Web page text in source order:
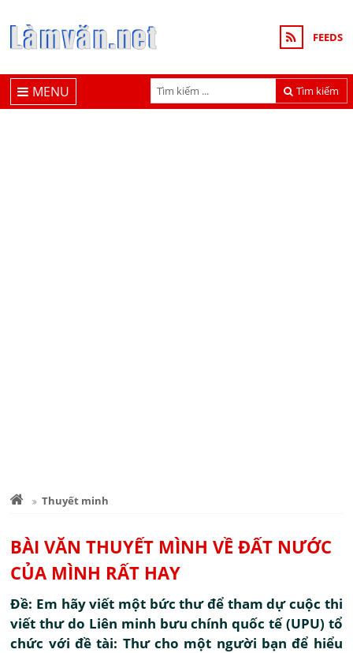
FEEDS
Tìm kiếm
MENU
Thuyết minh
BÀI VĂN THUYẾT MÌNH VỀ ĐẤT NƯỚC
CỦA MÌNH RẤT HAY
Đề: Em hãy viết một bức thư để tham dự cuộc thi
viết thư do Liên minh bưu chính quốc tế (UPU) tổ
chức với đề tài: Thư cho một người bạn để hiểu